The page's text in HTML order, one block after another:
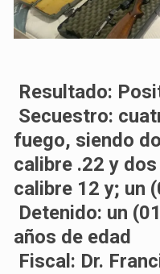
Resultado:
Secuestro:
fuego, siendo
calibre .22 y
calibre 12 y; un
Detenido: un
años de edad
Fiscal: Dr.